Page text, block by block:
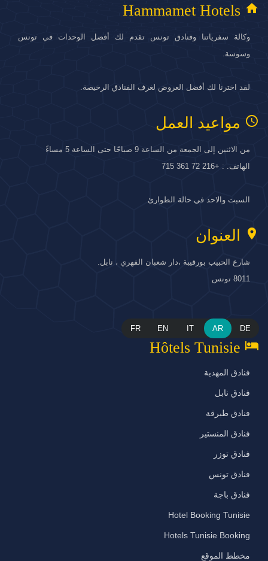
home
وكالة سفرياتنا وفنادق تونس تقدم لك أفضل الوحدات في تونس
وسوسة.
لقد اخترنا لك أفضل العروض لغرف الفنادق الرخيصة.
access_time مواعيد العمل
من الاثنين إلى الجمعة من الساعة 9 صباحًا حتى الساعة 5 مساءً
الهاتف. : +216 72 361 715
السبت والاحد في حالة الطوارئ
location_on العنوان
شارع الحبيب بورقيبة ،دار شعبان الفهري ، نابل.
8011 تونس
FR EN IT AR DE
hotel
فنادق المهدية
فنادق نابل
فنادق طبرقة
فنادق المنستير
فنادق توزر
فنادق تونس
فنادق باجة
Hotel Booking Tunisie
Hotels Tunisie Booking
مخطط الموقع